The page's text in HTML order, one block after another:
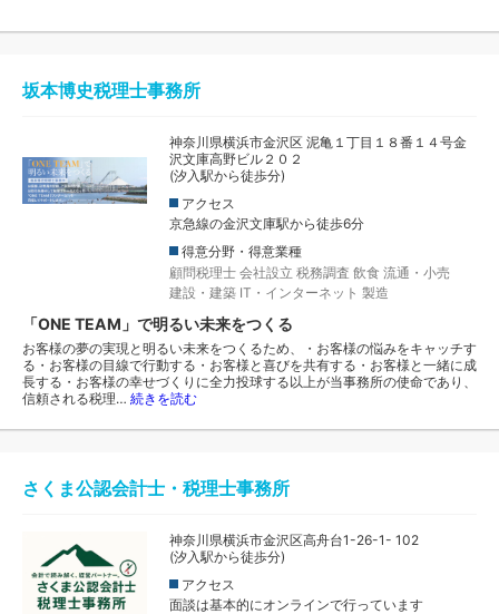
坂本博史税理士事務所
神奈川県横浜市金沢区 泥亀１丁目１８番１４号金
沢文庫高野ビル２０２
(汐入駅から徒歩分)
アクセス
京急線の金沢文庫駅から徒歩6分
得意分野・得意業種
顧問税理士 会社設立 税務調査 飲食 流通・小売
建設・建築 IT・インターネット 製造
「ONE TEAM」で明るい未来をつくる
お客様の夢の実現と明るい未来をつくるため、・お客様の悩みをキャッチす
る・お客様の目線で行動する・お客様と喜びを共有する・お客様と一緒に成
長する・お客様の幸せづくりに全力投球する以上が当事務所の使命であり、
信頼される税理… 続きを読む
さくま公認会計士・税理士事務所
神奈川県横浜市金沢区高舟台1-26-1- 102
(汐入駅から徒歩分)
アクセス
面談は基本的にオンラインで行っています